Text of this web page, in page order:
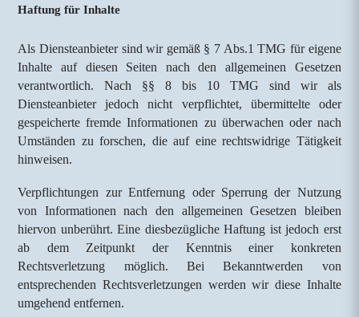
Haftung für Inhalte
Als Diensteanbieter sind wir gemäß § 7 Abs.1 TMG für eigene
Inhalte auf diesen Seiten nach den allgemeinen Gesetzen
verantwortlich. Nach §§ 8 bis 10 TMG sind wir als
Diensteanbieter jedoch nicht verpflichtet, übermittelte oder
gespeicherte fremde Informationen zu überwachen oder nach
Umständen zu forschen, die auf eine rechtswidrige Tätigkeit
hinweisen.
Verpflichtungen zur Entfernung oder Sperrung der Nutzung
von Informationen nach den allgemeinen Gesetzen bleiben
hiervon unberührt. Eine diesbezügliche Haftung ist jedoch erst
ab dem Zeitpunkt der Kenntnis einer konkreten
Rechtsverletzung möglich. Bei Bekanntwerden von
entsprechenden Rechtsverletzungen werden wir diese Inhalte
umgehend entfernen.